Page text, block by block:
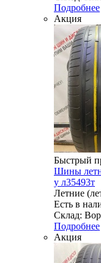
Подробнее
Акция
Быстрый
Шины
у л35493т
Летние
Есть в
Склад:
Подробнее
Акция